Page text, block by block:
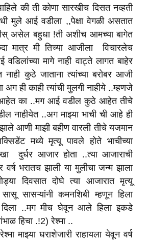
की ती कोणा सारखीच दिसत नव्हती
मुले आई वडीला ,,पेक्षा वेगळी असतात
असेल बहुधा !ती अशीच आमच्या बागेत
मात्र मी तिच्या आजीला विचारलेच
मागे नाही वाट्ते लागत बाहेर
कुठे जाताना त्यांच्या बरोबर आजी
ही काही त्यांची मुलगी नाहीये ..म्हणजे
का ..मग आई वडील कुठे आहेत तीचे
नाहीयेत ..अग माझ्या भाची ची आहे ही
आणी माझी बहीण वारली तीचे यजमान
मध्ये मृत्यू पावले होते भाचीच्या
दुर्धर आजार होता ..त्या आजाराची
भरातच झाली या मुलीचा जन्म झाला
दिवसात दोघे त्या आजारात मृत्यू
सासऱ्यांनी कमनशिबी म्हणून हिला
दिला ..मग मीच घेवून आले हिला इकडे
सांभाळ हिचा .!2) रेश्मा ..
राहायला येवून वर्ष